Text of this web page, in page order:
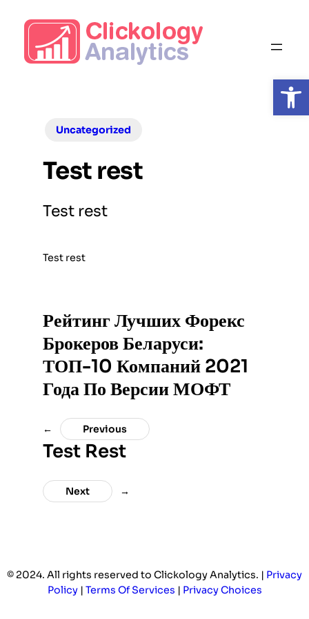
content
Uncategorized
Test rest
Test rest
Test rest
Рейтинг Лучших Форекс
Брокеров Беларуси:
ТОП-10 Компаний 2021
Года По Версии МОФТ
← Previous
Test Rest
Next →
© 2024. All rights reserved to Clickology Analytics. | Privacy
Policy| Terms Of Services | Privacy Choices